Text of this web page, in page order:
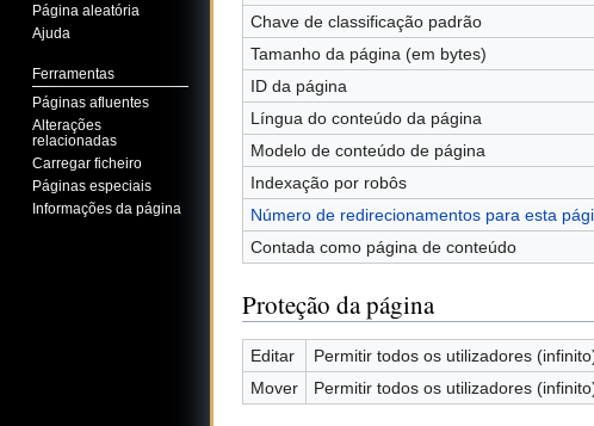
Chave de classificação padrão
Tamanho da página (em bytes)
ID da página
Língua do conteúdo da página
Modelo de conteúdo de página
Indexação por robôs
Número de redirecionamentos para esta
Contada como página de conteúdo
Proteção da página
Editar
Permitir todos os utilizadores
Mover
Permitir todos os utilizadores
Página aleatória
Ajuda
Ferramentas
Páginas afluentes
Alterações
relacionadas
Carregar ficheiro
Páginas especiais
Informações da página